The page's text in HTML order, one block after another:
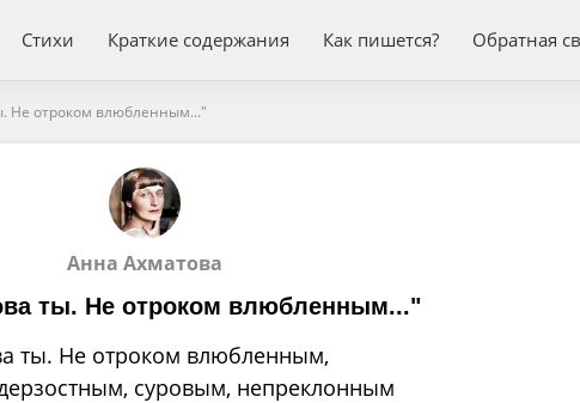
Стихи Краткие содержания Как пишется? Обратная
Не отроком влюбленным..."
Анна Ахматова
ты. Не отроком влюбленным..."
ты. Не отроком влюбленным,
суровым, непреклонным